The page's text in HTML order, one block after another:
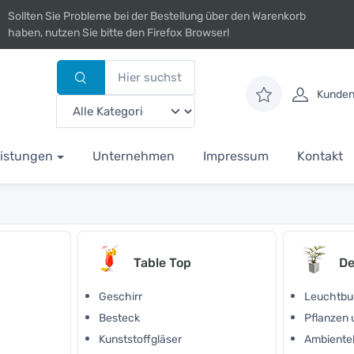
Sollten Sie Probleme bei der Bestellung über den Warenkorb
haben, nutzen Sie bitte den Firefox Browser!
Unternehmen Impressum Kontakt
Table Top
Geschirr
Besteck
Kunststoffgläser
Pflanzen